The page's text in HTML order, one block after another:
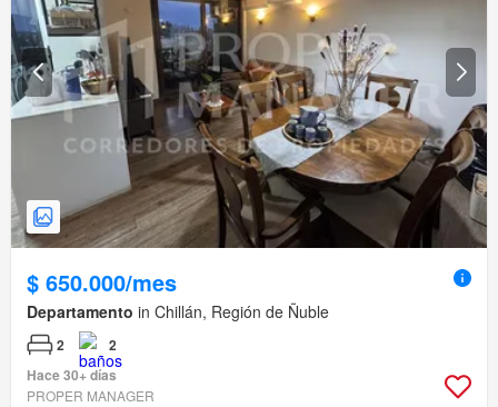
$ 650.000/mes
Departamento in Chillán, Región de Ñuble
2
2
Hace 30+ días
PROPER MANAGER